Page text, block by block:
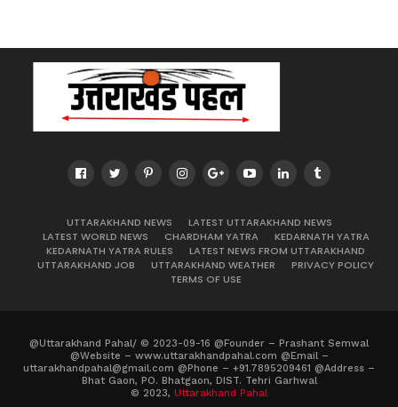
UTTARAKHAND NEWS
LATEST UTTARAKHAND NEWS
LATEST WORLD NEWS
CHARDHAM YATRA
KEDARNATH YATRA
KEDARNATH YATRA RULES
LATEST NEWS FROM UTTARAKHAND
UTTARAKHAND JOB
UTTARAKHAND WEATHER
PRIVACY POLICY
TERMS OF USE
@Uttarakhand Pahal/ © 2023-09-16 @Founder – Prashant Semwal
@Website – www.uttarakhandpahal.com @Email –
uttarakhandpahal@gmail.com @Phone – +91.7895209461 @Address –
Bhat Gaon, PO. Bhatgaon, DIST. Tehri Garhwal
© 2023, Uttarakhand Pahal